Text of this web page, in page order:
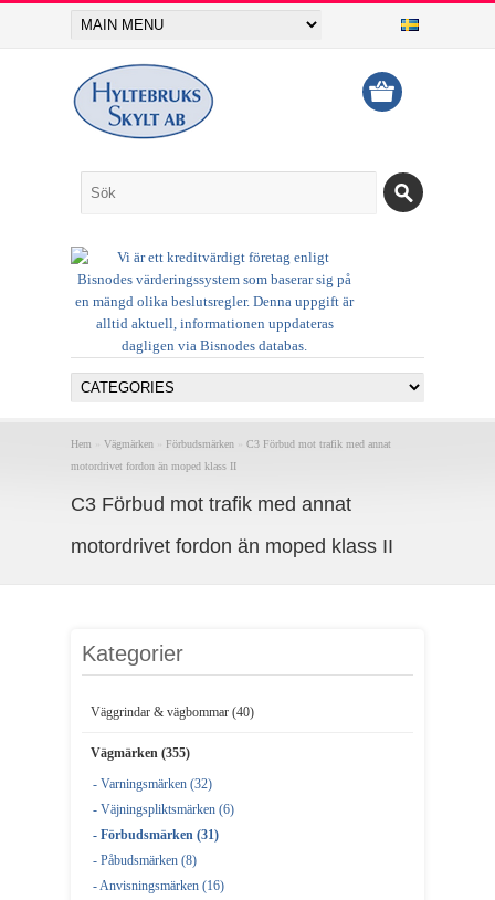
Hem Vägmärken Förbudsmärken
C3 Förbud mot trafik med annat
motordrivet fordon än moped klass II
C3 Förbud mot trafik med annat
motordrivet fordon än moped klass II
Kategorier
Väggrindar & vägbommar (40)
Vägmärken (355)
- Varningsmärken (32)
- Väjningspliktsmärken (6)
- Förbudsmärken (31)
- Påbudsmärken (8)
- Anvisningsmärken (16)